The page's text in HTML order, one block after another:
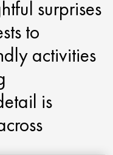
surprises
to
activities
is